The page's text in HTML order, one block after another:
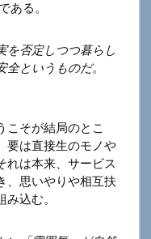
ある。
を否定しつつ暮らし
というものだ。
こそが結局のとこ
要は直接生のモノや
れは本来、サービス
、思いやりや相互扶
込む。